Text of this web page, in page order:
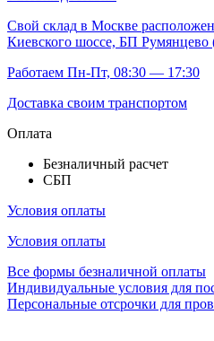
Свой склад в Москве
Киевского шоссе, БП
Работаем Пн-Пт, 08:30 — 17:30
Доставка своим транспортом
Оплата
Безналичный расчет
СБП
Условия оплаты
Условия оплаты
Все формы безналичной оплаты
Индивидуальные условия для
Персональные отсрочки для